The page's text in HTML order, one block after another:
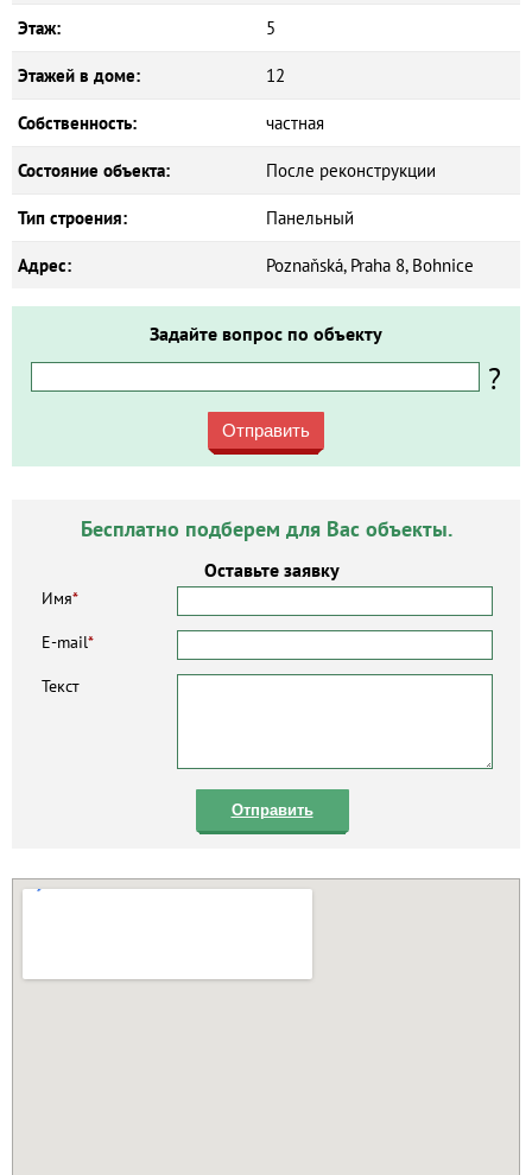
Этаж: 5
Этажей в доме: 12
Собственность: частная
Состояние объекта: После реконструкции
Тип строения: Панельный
Адрес: Poznaňská, Praha 8, Bohnice
Задайте вопрос по объекту
?
Отправить
Бесплатно подберем для Вас объекты.
Оставьте заявку
Имя*
E-mail*
Текст
Отправить